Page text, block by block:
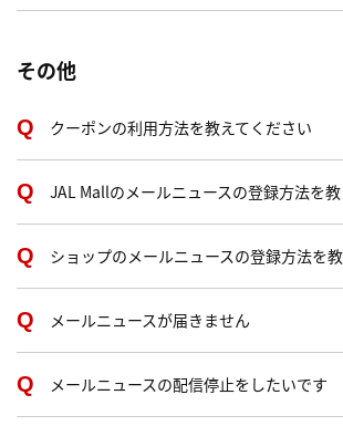
その他
クーポンの利用方法を教えてください
JAL Mallのメールニュースの登録方法を
ショップのメールニュースの登録方法を
メールニュースが届きません
メールニュースの配信停止をしたいです